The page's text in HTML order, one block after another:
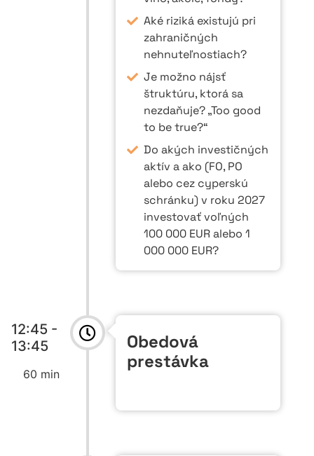
Aké riziká existujú pri
zahraničných
nehnuteľnostiach?
Je možno nájsť
štruktúru, ktorá sa
nezdaňuje? „Too good
to be true?“
Do akých investičných
aktív a ako (FO, PO
alebo cez cyperskú
schránku) v roku 2027
investovať voľných
100 000 EUR alebo 1
000 000 EUR?
12:45 -
13:45
60 min
Obedová
prestávka